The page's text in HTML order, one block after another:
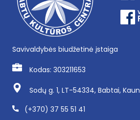
Savivaldybės biudžetinė įstaiga
Kodas: 303211653
Sodų g. 1, LT-54334, Babtai,
(+370) 37 55 51 41